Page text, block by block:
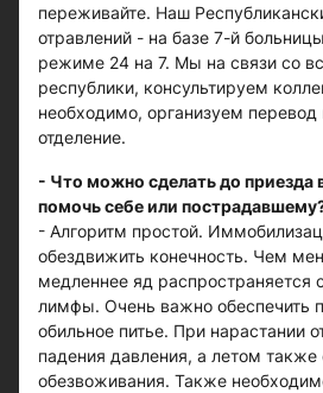
переживайте. Наш
отравлений - на базе 7-й
режиме 24 на 7. Мы на связи со
республики, консультируем
необходимо, организуем перевод
отделение.
- Что можно сделать до приезда
помочь себе или
- Алгоритм простой.
обездвижить конечность. Чем
медленнее яд распространяется
лимфы. Очень важно обеспечить
обильное питье. При нарастании
падения давления, а летом также
обезвоживания. Также